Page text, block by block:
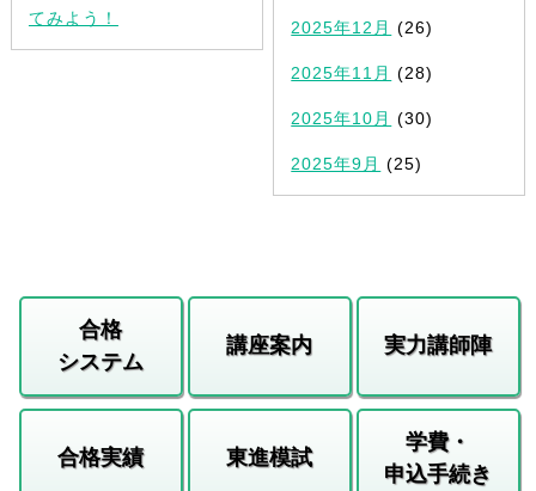
てみよう！
2025年12月 (26)
2025年11月 (28)
2025年10月 (30)
2025年9月 (25)
合格
システム
講座案内 実力講師陣
合格実績 東進模試
学費・
申込手続き